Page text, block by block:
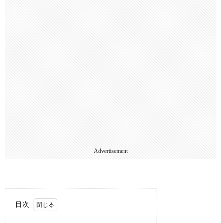
Advertisement
目次